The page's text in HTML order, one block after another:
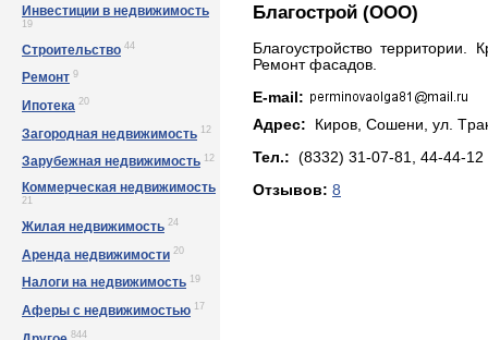
Инвестиции в недвижимость
19
Строительство 44
Ремонт 9
Ипотека 20
Загородная недвижимость 12
Зарубежная недвижимость 12
Коммерческая недвижимость
21
Жилая недвижимость 24
Аренда недвижимости 20
Налоги на недвижимость 19
Аферы с недвижимостью 17
844
Благострой (ООО)
Благоустройство
Ремонт фасадов.
E-mail:
Адрес: Киров, Сошени, yл.
Тел.: (8332) 31-07-81, 44-44-12
Отзывов: 8